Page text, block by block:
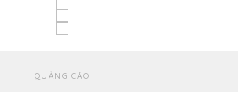
QUẢNG CÁO